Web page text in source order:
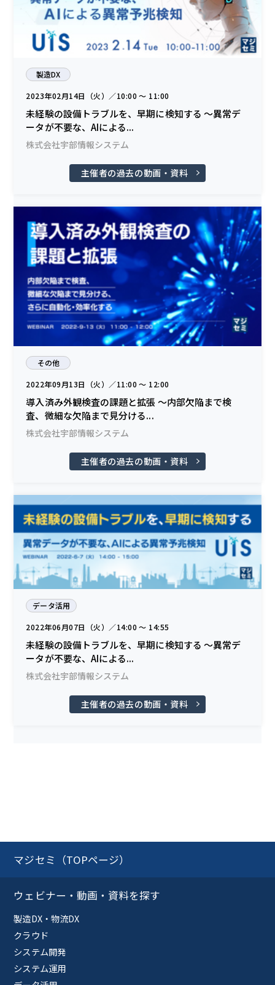
製造DX
2023年02月14日（火）／10:00 〜 11:00
未経験の設備トラブルを、早期に検知する ～異常デ
ータが不要な、AIによる...
株式会社宇部情報システム
主催者の過去の動画・資料
その他
2022年09月13日（火）／11:00 〜 12:00
導入済み外観検査の課題と拡張 ～内部欠陥まで検
査、微細な欠陥まで見分ける...
株式会社宇部情報システム
主催者の過去の動画・資料
データ活用
2022年06月07日（火）／14:00 〜 14:55
未経験の設備トラブルを、早期に検知する ～異常デ
ータが不要な、AIによる...
株式会社宇部情報システム
主催者の過去の動画・資料
マジセミ（TOPページ）
ウェビナー・動画・資料を探す
製造DX・物流DX
クラウド
システム開発
システム運用